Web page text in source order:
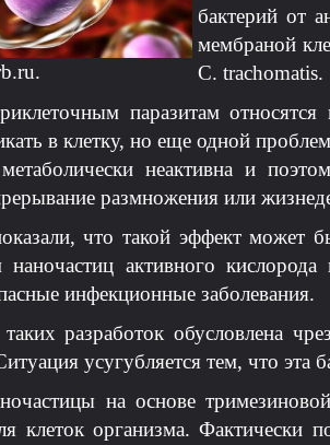
бактерий от
мембраной
C. trachomatis.
паразитам относятся
в клетку, но еще одной
неактивна и
размножения или
что такой эффект может
наночастиц активного
инфекционные заболевания.
разработок обусловлена
усугубляется тем, что эта
на основе
клеток организма. Фактически